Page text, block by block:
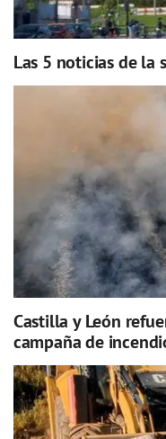
Las 5 noticias de la
Castilla y León
campaña de